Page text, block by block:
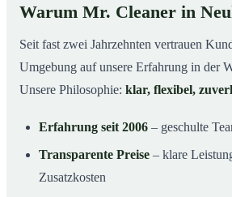
Warum Mr. Cleaner in
Seit fast zwei Jahrzehnten vertrauen
Umgebung auf unsere Erfahrung in der
Unsere Philosophie: klar, flexibel,
Erfahrung seit 2006 – geschulte
Transparente Preise – klare
Zusatzkosten